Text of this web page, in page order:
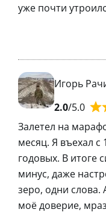
уже почти
Игорь
2.0/5.0
Залетел на
месяц. Я въехал с
годовых. В итоге
минус, даже
зеро, одни
моё доверие,